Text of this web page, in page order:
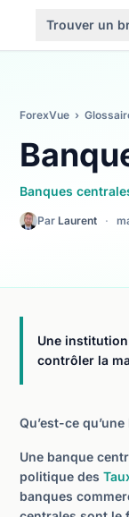
Trouver un
ForexVue ›
Banques
Par Laurent ·
Une
contrôler la
Qu’est-ce
Une banque
politique des
banques